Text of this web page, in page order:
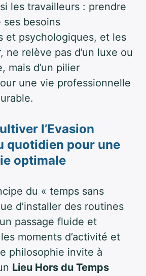
les travailleurs : prendre
ses besoins
et psychologiques, et les
ne relève pas d’un luxe ou
mais d’un pilier
une vie professionnelle
l’Evasion
quotidien pour une
optimale
du « temps sans
d’installer des routines
passage fluide et
moments d’activité et
philosophie invite à
Lieu Hors du Temps